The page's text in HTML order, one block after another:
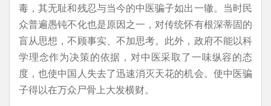
毒，其无耻和残忍与当今的中医骗子如出一辙。当时民
众普遍愚钝不化也是原因之一，对传统怀有根深蒂固的
盲从思想，不顾事实、不加思考。此外，政府不能以科
学理念作为决策的依据，对中医采取了一味纵容的态
度，也使中国人失去了迅速消灭天花的机会。使中医骗
子得以在万众尸骨上大发横财。